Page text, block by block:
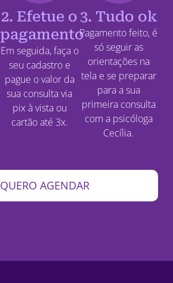
2. Efetue o
pagamento
Em seguida, faça o
seu cadastro e
pague o valor da
sua consulta via
pix à vista ou
cartão até 3x.
3. Tudo ok
Pagamento feito, é
só seguir as
orientações na
tela e se preparar
para a sua
primeira consulta
com a psicóloga
Cecília.
QUERO AGENDAR